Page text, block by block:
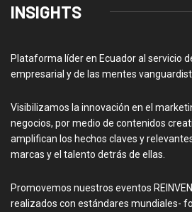
INSIGHTS
Plataforma líder en Ecuador al servicio
empresarial y de las mentes
Visibilizamos la innovación en el
negocios, por medio de contenidos
amplifican los hechos claves y
marcas y el talento detrás de ellas.
Promovemos nuestros eventos
realizados con estándares mundiales-